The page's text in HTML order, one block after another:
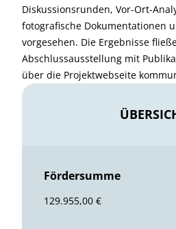
Diskussionsrunden, Vor-Ort-
fotografische Dokumentationen
vorgesehen. Die Ergebnisse
Abschlussausstellung mit
über die Projektwebseite
Fördersumme
129.955,00 €